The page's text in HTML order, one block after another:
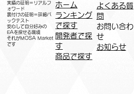
実績の証明＝リアルフ
ォワード
裏付けの証明＝詳細バ
ックテスト
安心して自分好みの
EAを探せる環境
​それがMOSA Market
です
ホーム
ランキング
で探す
開発者で探
す
商品で探す
よくある質
問
お問い合わ
せ
お知らせ